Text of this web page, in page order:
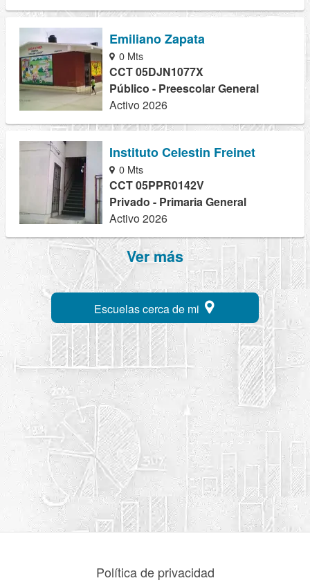
Emiliano Zapata
0 Mts
CCT 05DJN1077X
Público - Preescolar General
Activo 2026
Instituto Celestin Freinet
0 Mts
CCT 05PPR0142V
Privado - Primaria General
Activo 2026
Ver más
Escuelas cerca de mi
Política de privacidad